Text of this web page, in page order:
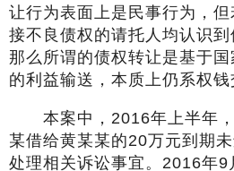
让行为表面上是民事行为，
接不良债权的请托人均认识到
那么所谓的债权转让是基于
的利益输送，本质上仍系权钱
本案中，2016年上半年，
某借给黄某某的20万元到期
处理相关诉讼事宜。2016年9